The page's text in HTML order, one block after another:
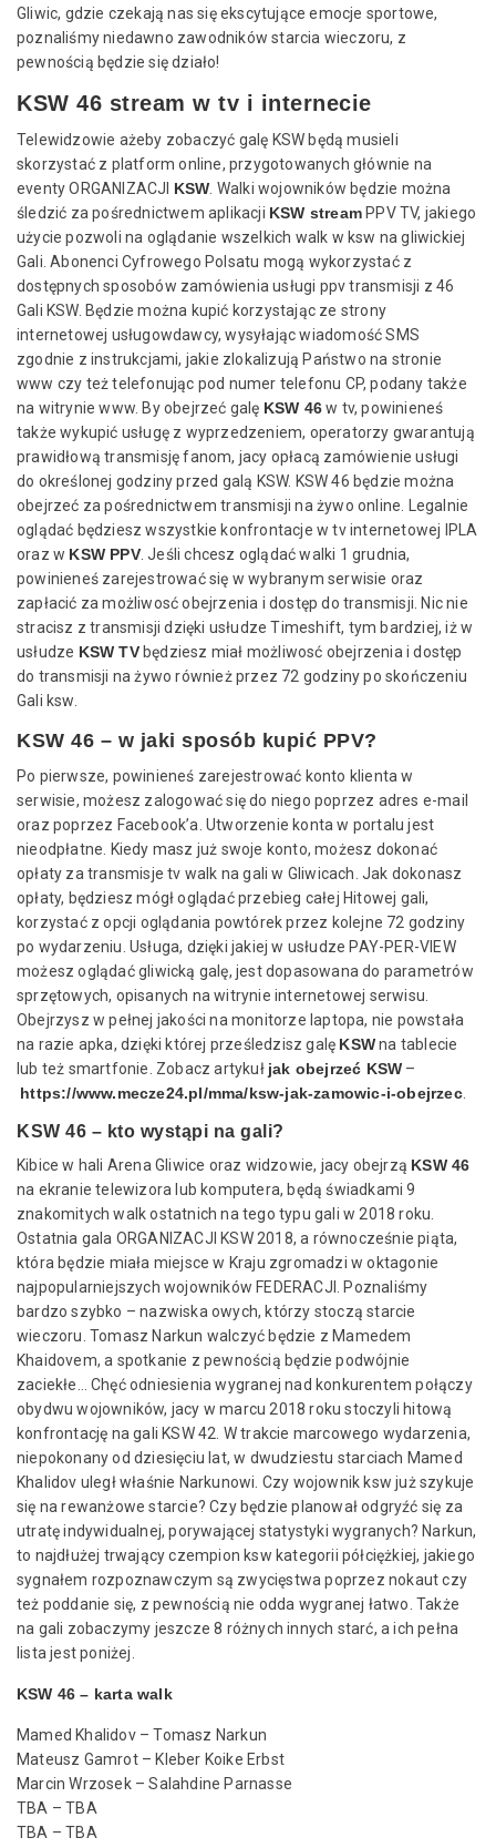
Gliwic, gdzie czekają nas się ekscytujące emocje sportowe,
poznaliśmy niedawno zawodników starcia wieczoru, z
pewnością będzie się działo!
KSW 46 stream w tv i internecie
Telewidzowie ażeby zobaczyć galę KSW będą musieli
skorzystać z platform online, przygotowanych głównie na
eventy ORGANIZACJI KSW. Walki wojowników będzie można
śledzić za pośrednictwem aplikacji KSW stream PPV TV, jakiego
użycie pozwoli na oglądanie wszelkich walk w ksw na gliwickiej
Gali. Abonenci Cyfrowego Polsatu mogą wykorzystać z
dostępnych sposobów zamówienia usługi ppv transmisji z 46
Gali KSW. Będzie można kupić korzystając ze strony
internetowej usługowdawcy, wysyłając wiadomość SMS
zgodnie z instrukcjami, jakie zlokalizują Państwo na stronie
www czy też telefonując pod numer telefonu CP, podany także
na witrynie www. By obejrzeć galę KSW 46w tv, powinieneś
także wykupić usługę z wyprzedzeniem, operatorzy gwarantują
prawidłową transmisję fanom, jacy opłacą zamówienie usługi
do określonej godziny przed galą KSW. KSW 46 będzie można
obejrzeć za pośrednictwem transmisji na żywo online. Legalnie
oglądać będziesz wszystkie konfrontacje w tv internetowej IPLA
oraz w KSW PPV. Jeśli chcesz oglądać walki 1 grudnia,
powinieneś zarejestrować się w wybranym serwisie oraz
zapłacić za możliwosć obejrzenia i dostęp do transmisji. Nic nie
stracisz z transmisji dzięki usłudze Timeshift, tym bardziej, iż w
usłudze KSW TVbędziesz miał możliwosć obejrzenia i dostęp
do transmisji na żywo również przez 72 godziny po skończeniu
Gali ksw.
KSW 46 – w jaki sposób kupić PPV?
Po pierwsze, powinieneś zarejestrować konto klienta w
serwisie, możesz zalogować się do niego poprzez adres e-mail
oraz poprzez Facebook’a. Utworzenie konta w portalu jest
nieodpłatne. Kiedy masz już swoje konto, możesz dokonać
opłaty za transmisje tv walk na gali w Gliwicach. Jak dokonasz
opłaty, będziesz mógł oglądać przebieg całej Hitowej gali,
korzystać z opcji oglądania powtórek przez kolejne 72 godziny
po wydarzeniu. Usługa, dzięki jakiej w usłudze PAY-PER-VIEW
możesz oglądać gliwicką galę, jest dopasowana do parametrów
sprzętowych, opisanych na witrynie internetowej serwisu.
Obejrzysz w pełnej jakości na monitorze laptopa, nie powstała
na razie apka, dzięki której prześledzisz galę KSWna tablecie
lub też smartfonie. Zobacz artykuł jak obejrzeć KSW –
https://www.mecze24.pl/mma/ksw-jak-zamowic-i-obejrzec.
KSW 46 – kto wystąpi na gali?
Kibice w hali Arena Gliwice oraz widzowie, jacy obejrzą KSW 46
na ekranie telewizora lub komputera, będą świadkami 9
znakomitych walk ostatnich na tego typu gali w 2018 roku.
Ostatnia gala ORGANIZACJI KSW 2018, a równocześnie piąta,
która będzie miała miejsce w Kraju zgromadzi w oktagonie
najpopularniejszych wojowników FEDERACJI. Poznaliśmy
bardzo szybko – nazwiska owych, którzy stoczą starcie
wieczoru. Tomasz Narkun walczyć będzie z Mamedem
Khaidovem, a spotkanie z pewnością będzie podwójnie
zaciekłe… Chęć odniesienia wygranej nad konkurentem połączy
obydwu wojowników, jacy w marcu 2018 roku stoczyli hitową
konfrontację na gali KSW 42. W trakcie marcowego wydarzenia,
niepokonany od dziesięciu lat, w dwudziestu starciach Mamed
Khalidov uległ właśnie Narkunowi. Czy wojownik ksw już szykuje
się na rewanżowe starcie? Czy będzie planował odgryźć się za
utratę indywidualnej, porywającej statystyki wygranych? Narkun,
to najdłużej trwający czempion ksw kategorii półciężkiej, jakiego
sygnałem rozpoznawczym są zwycięstwa poprzez nokaut czy
też poddanie się, z pewnością nie odda wygranej łatwo. Także
na gali zobaczymy jeszcze 8 różnych innych starć, a ich pełna
lista jest poniżej.
KSW 46 – karta walk
Mamed Khalidov – Tomasz Narkun
Mateusz Gamrot – Kleber Koike Erbst
Marcin Wrzosek – Salahdine Parnasse
TBA – TBA
TBA – TBA